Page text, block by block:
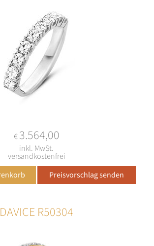
€3.564,00
inkl. MwSt.
versandkostenfrei
DAVICE R50304